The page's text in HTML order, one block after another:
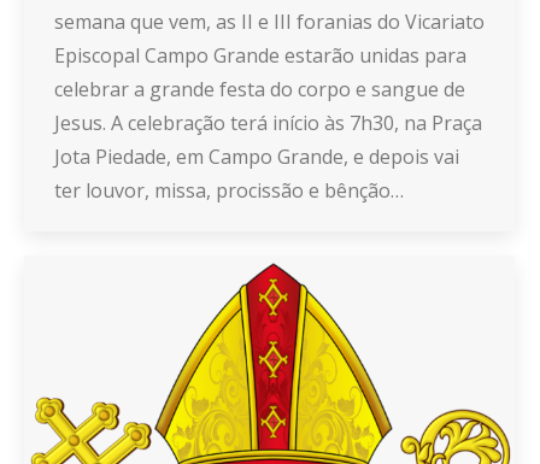
semana que vem, as II e III foranias do Vicariato
Episcopal Campo Grande estarão unidas para
celebrar a grande festa do corpo e sangue de
Jesus. A celebração terá início às 7h30, na Praça
Jota Piedade, em Campo Grande, e depois vai
ter louvor, missa, procissão e bênção…